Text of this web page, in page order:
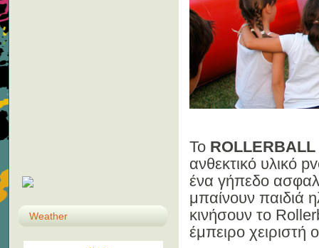
Το ROLLERBALL
ανθεκτικό υλικό
ένα γήπεδο
μπαίνουν παιδιά
κινήσουν το
έμπειρο χειριστή
Weather